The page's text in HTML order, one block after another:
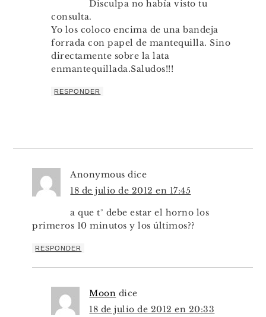
Disculpa no había visto tu
consulta.
Yo los coloco encima de una bandeja
forrada con papel de mantequilla. Sino
directamente sobre la lata
enmantequillada.Saludos!!!
RESPONDER
Anonymous dice
18 de julio de 2012 en 17:45
a que t° debe estar el horno los
primeros 10 minutos y los últimos??
RESPONDER
Moon dice
18 de julio de 2012 en 20:33